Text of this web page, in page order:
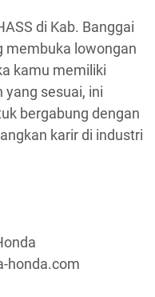
di Kab. Banggai
membuka lowongan
kamu memiliki
sesuai, ini
bergabung dengan
karir di industri
honda.com